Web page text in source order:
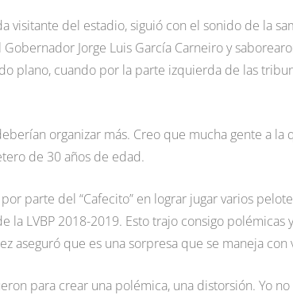
visitante del estadio, siguió con el sonido de la
Jorge Luis García Carneiro y
plano, cuando por la parte izquierda de las
organizar más. Creo que mucha gente a
de 30 años de edad.
parte del “Cafecito” en lograr jugar varios
la LVBP 2018-2019. Esto trajo consigo polémicas
aseguró que es una sorpresa que se maneja con
para crear una polémica, una distorsión. Yo